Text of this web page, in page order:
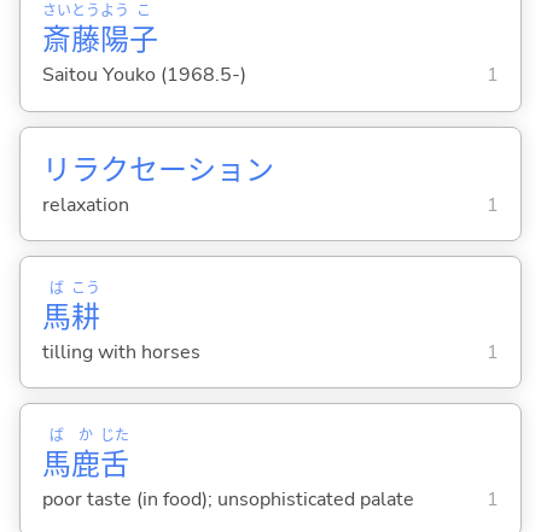
斎
さい
藤
とう
陽
よう
子
こ
Saitou Youko (1968.5-) 1
リラクセーション
relaxation 1
馬
ば
耕
こう
tilling with horses 1
馬
ば
鹿
か
舌
じた
poor taste (in food); unsophisticated palate 1